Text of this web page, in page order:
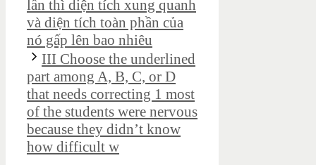
lần thì diện tích xung quanh
và diện tích toàn phần của
nó gấp lên bao nhiêu
III Choose the underlined
part among A, B, C, or D
that needs correcting 1 most
of the students were nervous
because they didn’t know
how difficult w